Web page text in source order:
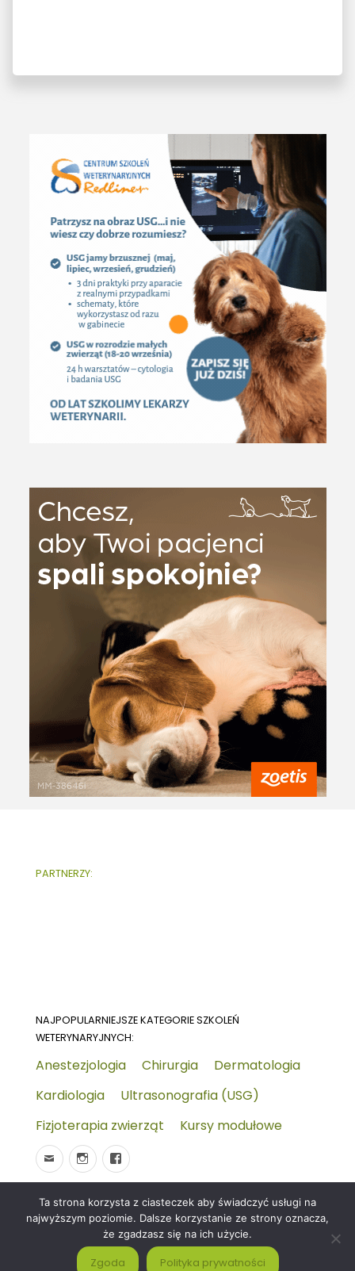
PARTNERZY:
NAJPOPULARNIEJSZE KATEGORIE SZKOLEŃ
WETERYNARYJNYCH:
Anestezjologia Chirurgia
Dermatologia
Kardiologia
Ultrasonografia (USG)
Fizjoterapia zwierząt
Kursy modułowe
© 2026Wydarzenia-wet.pl
Polityka prywatności i
RODO
Czym jest strona KALENDARZ WYDARZEŃ
WETERYNARYJNYCH?
Ta strona korzysta z ciasteczek aby świadczyć usługi na
najwyższym poziomie. Dalsze korzystanie ze strony oznacza,
że zgadzasz się na ich użycie.
Zgoda Polityka prywatności